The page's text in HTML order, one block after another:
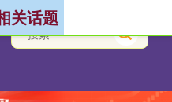
关话题